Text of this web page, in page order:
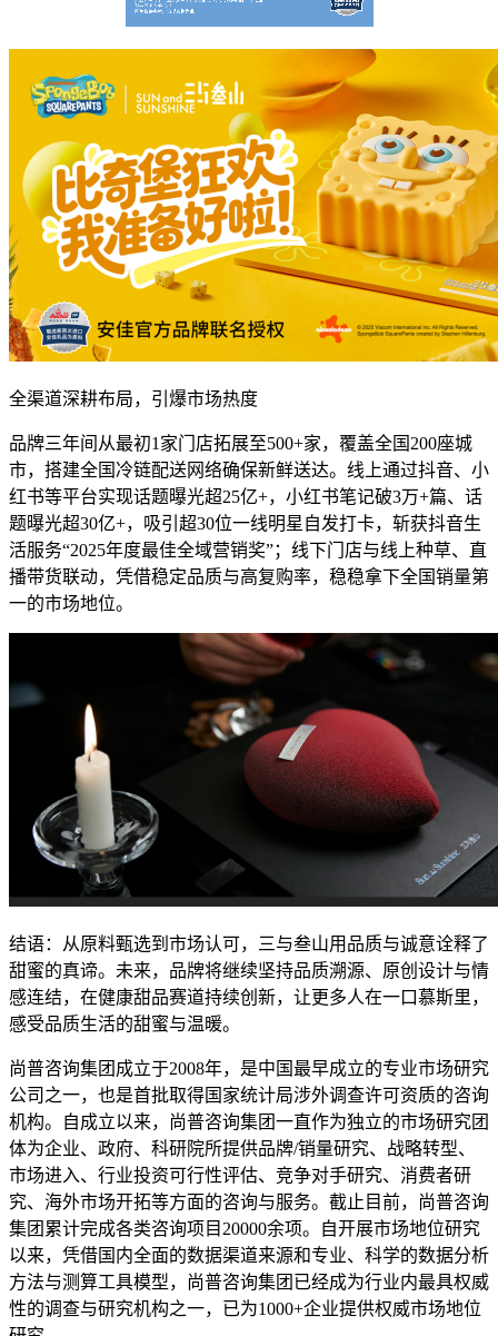
全渠道深耕布局，引爆市场热度
品牌三年间从最初1家门店拓展至500+家，覆盖全国200座城
市，搭建全国冷链配送网络确保新鲜送达。线上通过抖音、小
红书等平台实现话题曝光超25亿+，小红书笔记破3万+篇、话
题曝光超30亿+，吸引超30位一线明星自发打卡，斩获抖音生
活服务“2025年度最佳全域营销奖”；线下门店与线上种草、直
播带货联动，凭借稳定品质与高复购率，稳稳拿下全国销量第
一的市场地位。
结语：从原料甄选到市场认可，三与叁山用品质与诚意诠释了
甜蜜的真谛。未来，品牌将继续坚持品质溯源、原创设计与情
感连结，在健康甜品赛道持续创新，让更多人在一口慕斯里，
感受品质生活的甜蜜与温暖。
尚普咨询集团成立于2008年，是中国最早成立的专业市场研究
公司之一，也是首批取得国家统计局涉外调查许可资质的咨询
机构。自成立以来，尚普咨询集团一直作为独立的市场研究团
体为企业、政府、科研院所提供品牌/销量研究、战略转型、
市场进入、行业投资可行性评估、竞争对手研究、消费者研
究、海外市场开拓等方面的咨询与服务。截止目前，尚普咨询
集团累计完成各类咨询项目20000余项。自开展市场地位研究
以来，凭借国内全面的数据渠道来源和专业、科学的数据分析
方法与测算工具模型，尚普咨询集团已经成为行业内最具权威
性的调查与研究机构之一，已为1000+企业提供权威市场地位